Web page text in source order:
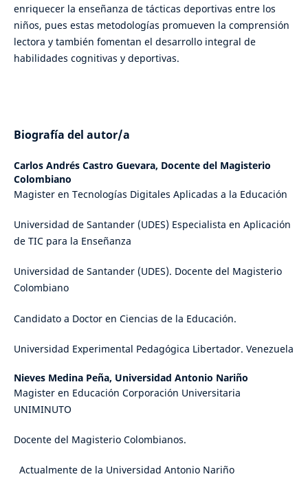
enriquecer la enseñanza de tácticas deportivas entre los
niños, pues estas metodologías promueven la comprensión
lectora y también fomentan el desarrollo integral de
habilidades cognitivas y deportivas.
Biografía del autor/a
Carlos Andrés Castro Guevara, Docente del Magisterio
Colombiano
Magister en Tecnologías Digitales Aplicadas a la Educación
Universidad de Santander (UDES) Especialista en Aplicación
de TIC para la Enseñanza
Universidad de Santander (UDES). Docente del Magisterio
Colombiano
Candidato a Doctor en Ciencias de la Educación.
Universidad Experimental Pedagógica Libertador. Venezuela
Nieves Medina Peña, Universidad Antonio Nariño
Magister en Educación Corporación Universitaria
UNIMINUTO
Docente del Magisterio Colombianos.
Actualmente de la Universidad Antonio Nariño